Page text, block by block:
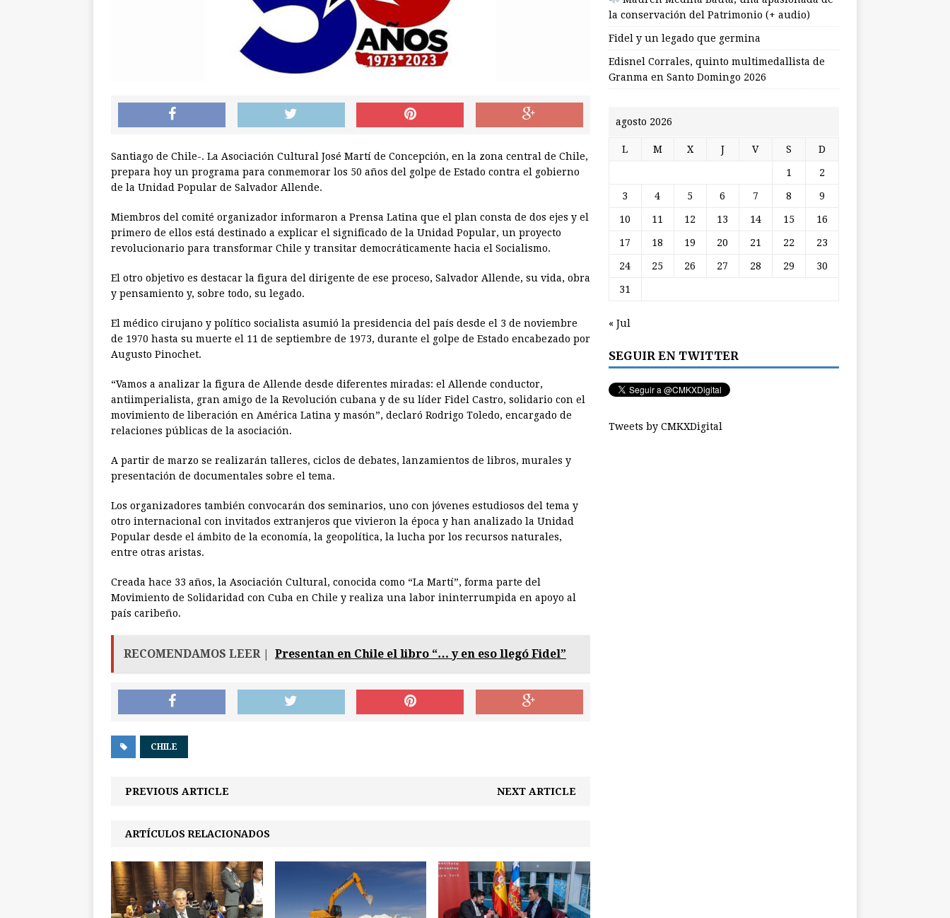
Santiago de Chile-. La Asociación Cultural José Martí de Concepción, en la zona central de Chile,
prepara hoy un programa para conmemorar los 50 años del golpe de Estado contra el gobierno
de la Unidad Popular de Salvador Allende.
Miembros del comité organizador informaron a Prensa Latina que el plan consta de dos ejes y el
primero de ellos está destinado a explicar el significado de la Unidad Popular, un proyecto
revolucionario para transformar Chile y transitar democráticamente hacia el Socialismo.
El otro objetivo es destacar la figura del dirigente de ese proceso, Salvador Allende, su vida, obra
y pensamiento y, sobre todo, su legado.
El médico cirujano y político socialista asumió la presidencia del país desde el 3 de noviembre
de 1970 hasta su muerte el 11 de septiembre de 1973, durante el golpe de Estado encabezado por
Augusto Pinochet.
“Vamos a analizar la figura de Allende desde diferentes miradas: el Allende conductor,
antiimperialista, gran amigo de la Revolución cubana y de su líder Fidel Castro, solidario con el
movimiento de liberación en América Latina y masón”, declaró Rodrigo Toledo, encargado de
relaciones públicas de la asociación.
A partir de marzo se realizarán talleres, ciclos de debates, lanzamientos de libros, murales y
presentación de documentales sobre el tema.
Los organizadores también convocarán dos seminarios, uno con jóvenes estudiosos del tema y
otro internacional con invitados extranjeros que vivieron la época y han analizado la Unidad
Popular desde el ámbito de la economía, la geopolítica, la lucha por los recursos naturales,
entre otras aristas.
Creada hace 33 años, la Asociación Cultural, conocida como “La Martí”, forma parte del
Movimiento de Solidaridad con Cuba en Chile y realiza una labor ininterrumpida en apoyo al
país caribeño.
RECOMENDAMOS LEER | Presentan en Chile el libro “… y en eso llegó Fidel”
CHILE
PREVIOUS ARTICLE NEXT ARTICLE
ARTÍCULOS RELACIONADOS
la conservación del Patrimonio (+ audio)
Fidel y un legado que germina
Edisnel Corrales, quinto multimedallista de
Granma en Santo Domingo 2026
agosto 2026
L M X J V S D
1 2
3 4 5 6 7 8 9
10 11 12 13 14 15 16
17 18 19 20 21 22 23
24 25 26 27 28 29 30
31
« Jul
SEGUIR EN TWITTER
Tweets by CMKXDigital